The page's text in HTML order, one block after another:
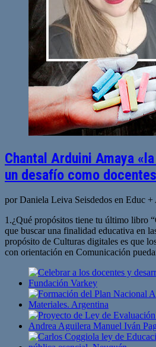
Chantal Arduini Amaya
un desafío como
por Daniela Leiva Seisdedos en Educ
1.¿Qué propósitos tiene tu último libro
que buscar una finalidad educativa en
propósito de Culturas digitales es que
con orientación en Comunicación